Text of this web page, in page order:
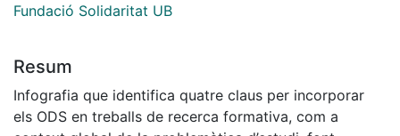
Fundació Solidaritat UB
Resum
Infografia que identifica quatre claus per incorporar
els ODS en treballs de recerca formativa, com a